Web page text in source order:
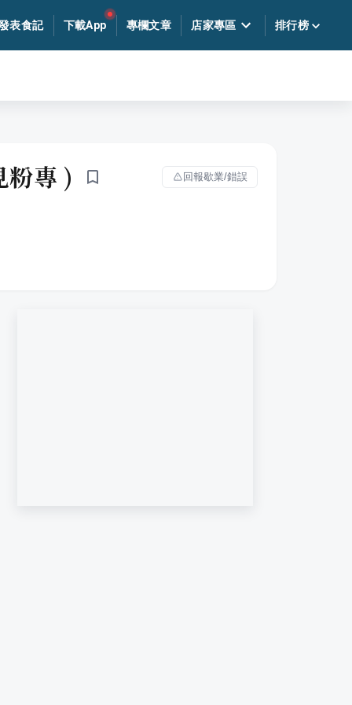
表食記 下載App 專欄文章 店家專區 排行榜
專 ) 回報歇業/錯誤